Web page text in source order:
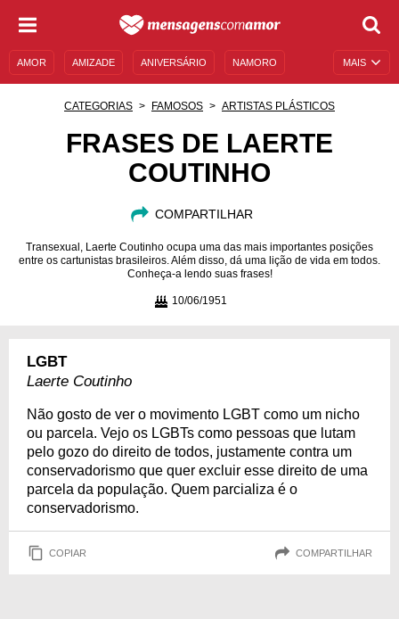
MAIS
AMOR AMIZADE ANIVERSÁRIO NAMORO
MENSAGENS DE ANIVERSÁRIO
CATEGORIAS FAMOSOS ARTISTAS PLÁSTICOS
FRASES DE LAERTE
COUTINHO
COMPARTILHAR
Transexual, Laerte Coutinho ocupa uma das mais importantes posições
entre os cartunistas brasileiros. Além disso, dá uma lição de vida em todos.
Conheça-a lendo suas frases!
10/06/1951
LGBT
Laerte Coutinho
Não gosto de ver o movimento LGBT como um nicho
ou parcela. Vejo os LGBTs como pessoas que lutam
pelo gozo do direito de todos, justamente contra um
conservadorismo que quer excluir esse direito de uma
parcela da população. Quem parcializa é o
conservadorismo.
COPIAR COMPARTILHAR